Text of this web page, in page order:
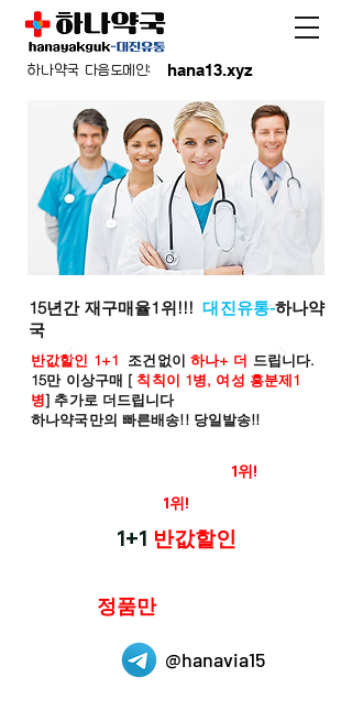
hana13.xyz
하나약국 다음도메인:
15년간 재구매율1위!!!대진유통-하나약
국
반값할인 1+1 조건없이 하나+ 더 드립니다.
15만 이상구매 [ 칙칙이 1병, 여성 흥분제1
병] 추가로 더드립니다
하나약국만의 빠른배송!! 당일발송!!
1위!
1위!
1+1 반값할인
정품만
@hanavia15